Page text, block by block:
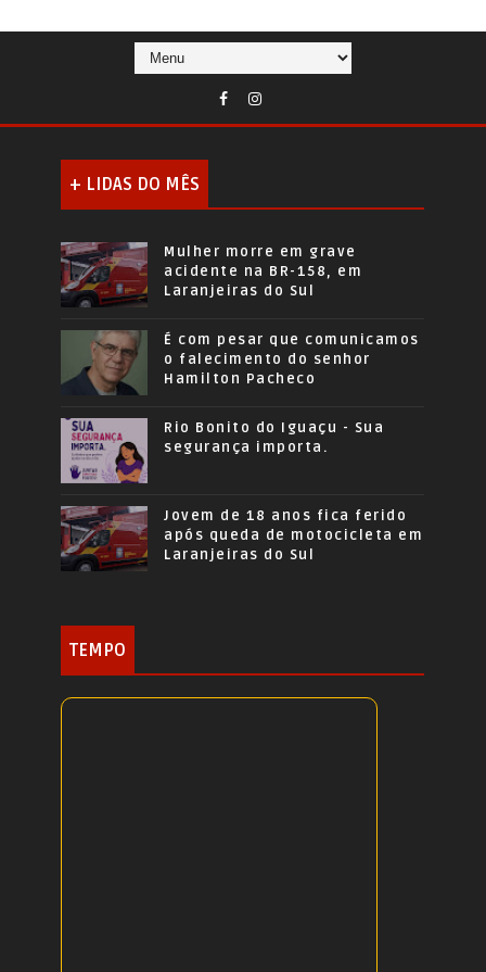
+ LIDAS DO MÊS
Mulher morre em grave
acidente na BR-158, em
Laranjeiras do Sul
É com pesar que comunicamos
o falecimento do senhor
Hamilton Pacheco
Rio Bonito do Iguaçu - Sua
segurança importa.
Jovem de 18 anos fica ferido
após queda de motocicleta em
Laranjeiras do Sul
TEMPO